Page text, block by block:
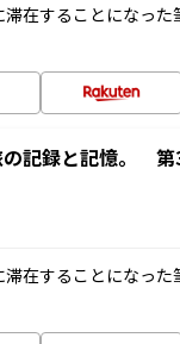
在することになっ
記録と記憶。 第
在することになっ